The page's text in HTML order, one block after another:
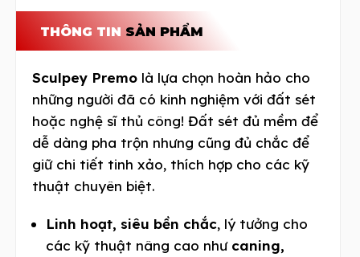
THÔNG TIN SẢN PHẨM
Sculpey Premo là lựa chọn hoàn hảo cho
những người đã có kinh nghiệm với đất sét
hoặc nghệ sĩ thủ công! Đất sét đủ mềm để
dễ dàng pha trộn nhưng cũng đủ chắc để
giữ chi tiết tinh xảo, thích hợp cho các kỹ
thuật chuyên biệt.
Linh hoạt, siêu bền chắc, lý tưởng cho
các kỹ thuật nâng cao như caning,